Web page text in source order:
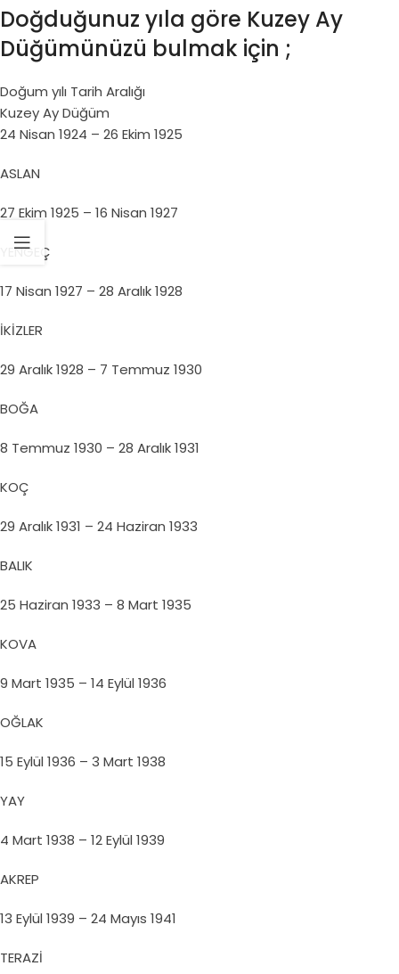
Doğduğunuz yıla göre Kuzey Ay
Düğümünüzü bulmak için ;
Doğum yılı Tarih Aralığı
Kuzey Ay Düğüm
24 Nisan 1924 – 26 Ekim 1925
ASLAN
27 Ekim 1925 – 16 Nisan 1927
YENGEÇ
17 Nisan 1927 – 28 Aralık 1928
İKİZLER
29 Aralık 1928 – 7 Temmuz 1930
BOĞA
8 Temmuz 1930 – 28 Aralık 1931
KOÇ
29 Aralık 1931 – 24 Haziran 1933
BALIK
25 Haziran 1933 – 8 Mart 1935
KOVA
9 Mart 1935 – 14 Eylül 1936
OĞLAK
15 Eylül 1936 – 3 Mart 1938
YAY
4 Mart 1938 – 12 Eylül 1939
AKREP
13 Eylül 1939 – 24 Mayıs 1941
TERAZİ